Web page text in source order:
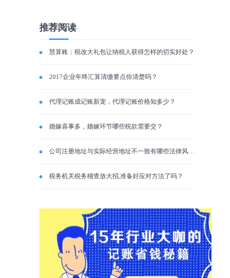
推荐阅读
慧算账：税改大礼包让纳税人获得怎样的切实好处？
2017企业年终汇算清缴要点你清楚吗？
代理记账成记账新宠，代理记账价格知多少？
婚嫁喜事多，婚嫁环节哪些税款需要交？
公司注册地址与实际经营地址不一致有哪些法律风险？
税务机关税务稽查放大招,准备好应对方法了吗？